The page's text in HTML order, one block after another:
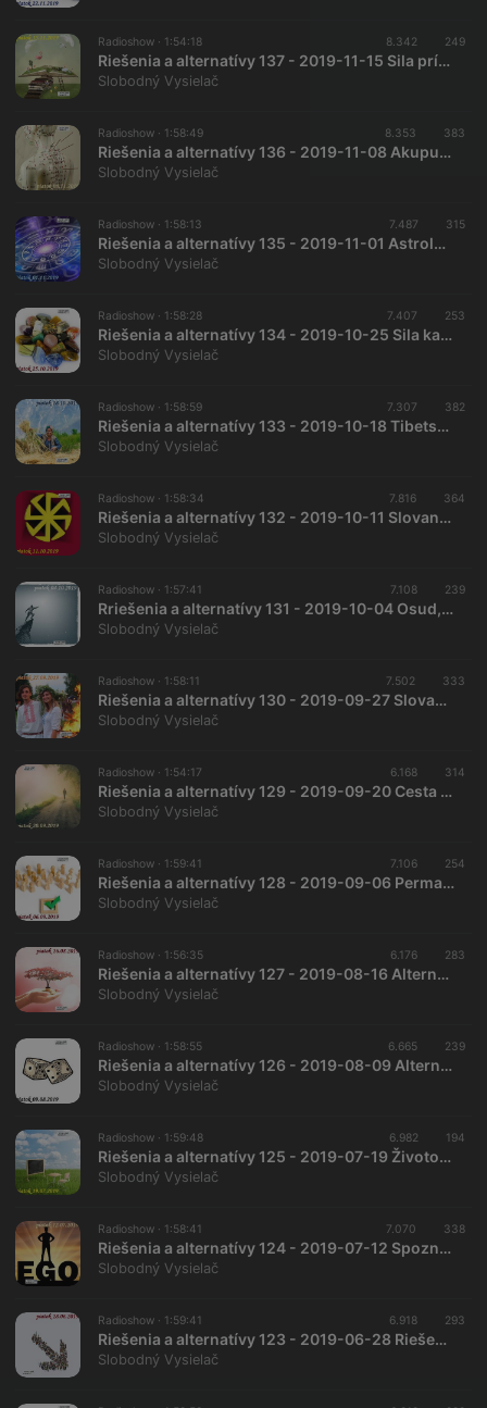
Radioshow · 1:54:18 8.342 249
Riešenia a alternatívy 137 - 2019-11-15 Sila príbehu
Slobodný Vysielač
Radioshow · 1:58:49 8.353 383
Riešenia a alternatívy 136 - 2019-11-08 Akupunktúra
Slobodný Vysielač
Radioshow · 1:58:13 7.487 315
Riešenia a alternatívy 135 - 2019-11-01 Astrológia
Slobodný Vysielač
Radioshow · 1:58:28 7.407 253
Riešenia a alternatívy 134 - 2019-10-25 Sila kameňov…
Slobodný Vysielač
Radioshow · 1:58:59 7.307 382
Riešenia a alternatívy 133 - 2019-10-18 Tibetská životná filozofia
Slobodný Vysielač
Radioshow · 1:58:34 7.816 364
Riešenia a alternatívy 132 - 2019-10-11 Slovanské spoločenské zriadenie…
Slobodný Vysielač
Radioshow · 1:57:41 7.108 239
Rriešenia a alternatívy 131 - 2019-10-04 Osud, okolnosti a slobodná vôľa…
Slobodný Vysielač
Radioshow · 1:58:11 7.502 333
Riešenia a alternatívy 130 - 2019-09-27 Slovanský spôsob života
Slobodný Vysielač
Radioshow · 1:54:17 6.168 314
Riešenia a alternatívy 129 - 2019-09-20 Cesta a cieľ…
Slobodný Vysielač
Radioshow · 1:59:41 7.106 254
Riešenia a alternatívy 128 - 2019-09-06 Permanentný prípravný výbor referend
Slobodný Vysielač
Radioshow · 1:56:35 6.176 283
Riešenia a alternatívy 127 - 2019-08-16 Alternatívy k finančnému systému…
Slobodný Vysielač
Radioshow · 1:58:55 6.665 239
Riešenia a alternatívy 126 - 2019-08-09 Alternatívy k počítačovým hrám…
Slobodný Vysielač
Radioshow · 1:59:48 6.982 194
Riešenia a alternatívy 125 - 2019-07-19 Životológia na školách
Slobodný Vysielač
Radioshow · 1:58:41 7.070 338
Riešenia a alternatívy 124 - 2019-07-12 Spoznávanie svojho ega
Slobodný Vysielač
Radioshow · 1:59:41 6.918 293
Riešenia a alternatívy 123 - 2019-06-28 Riešenie demografickej krízy…
Slobodný Vysielač